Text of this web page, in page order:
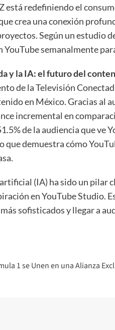
está redefiniendo el
crea una conexión
Según un estudio
YouTube semanalmente
y la IA: el futuro del
de la Televisión
en México. Gracias al
incremental en
de la audiencia que ve
que demuestra cómo
(IA) ha sido un pilar
en YouTube Studio.
sofisticados y llegar a
1 se Unen en una Alianza